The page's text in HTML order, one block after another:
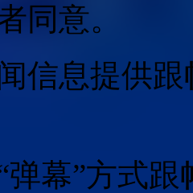
同意。
信息提供
弹幕”方式